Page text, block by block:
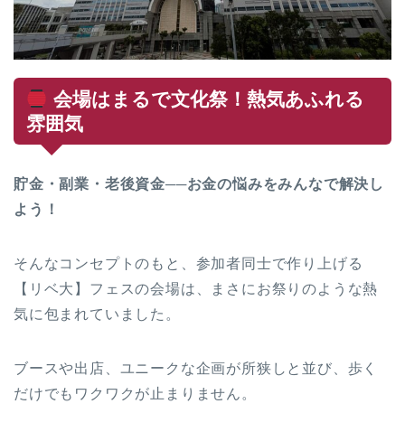
会場はまるで文化祭！熱気あふれる
雰囲気
貯金・副業・老後資金──お金の悩みをみんなで解決し
よう！
そんなコンセプトのもと、参加者同士で作り上げる
【リベ大】フェスの会場は、まさにお祭りのような熱
気に包まれていました。
ブースや出店、ユニークな企画が所狭しと並び、歩く
だけでもワクワクが止まりません。